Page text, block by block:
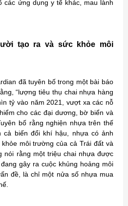
các ứng dụng y tế khác, mau lành
tạo ra và sức khỏe môi
đã tuyên bố trong một bài báo
“lượng tiêu thụ chai nhựa hàng
tỷ vào năm 2021, vượt xa các nỗ
cho các đại dương, bờ biển và
bố rằng nghiện nhựa trên thế
cả biến đổi khí hậu, nhựa có ảnh
môi trường của cả Trái đất và
nói rằng một triệu chai nhựa được
gây ra cuộc khủng hoảng môi
đề, là chỉ một nửa số nhựa mua